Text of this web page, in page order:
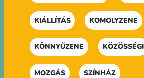
KIÁLLÍTÁS KOMOLYZENE
KÖNNYŰZENE KÖZÖSSÉGI
MOZGÁS SZÍNHÁZ